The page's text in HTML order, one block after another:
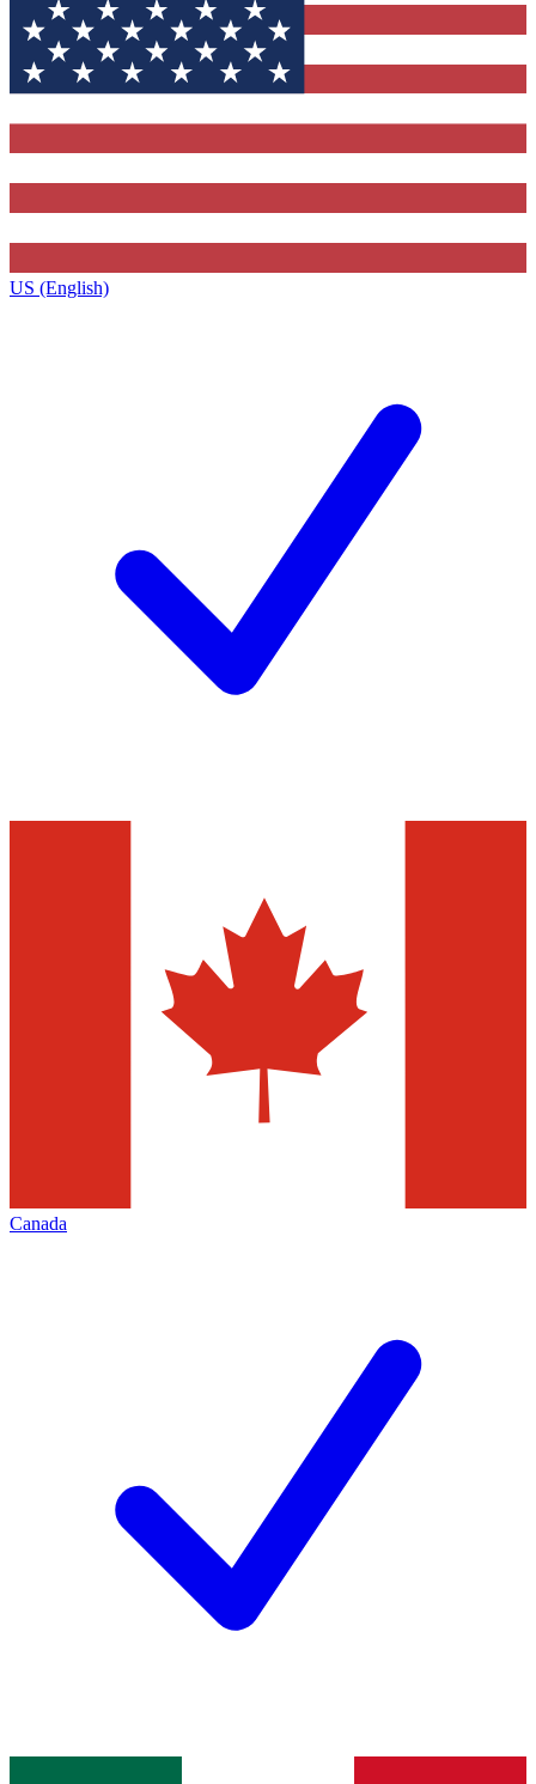
US (English)
Canada